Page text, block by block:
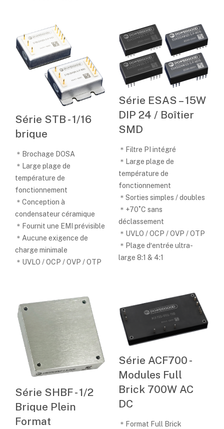
Série STB - 1/16
brique
＊Brochage DOSA
＊Large plage de
température de
fonctionnement
＊Conception à
condensateur céramique
＊Fournit une EMI prévisible
＊Aucune exigence de
charge minimale
＊UVLO / OCP / OVP / OTP
Série ESAS – 15W
DIP 24 / Boîtier
SMD
＊Filtre PI intégré
＊Large plage de
température de
fonctionnement
＊Sorties simples / doubles
＊+70˚C sans
déclassement
＊UVLO / OCP / OVP / OTP
＊Plage d′entrée ultra-
large 8:1 & 4:1
Série SHBF - 1/2
Brique Plein
Format
Série ACF700 -
Modules Full
Brick 700W AC
DC
＊Format Full Brick